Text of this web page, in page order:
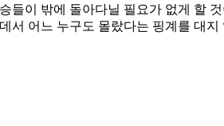
들이 밖에 돌아다닐 필요가 없게 할
서 어느 누구도 몰랐다는 핑계를 대